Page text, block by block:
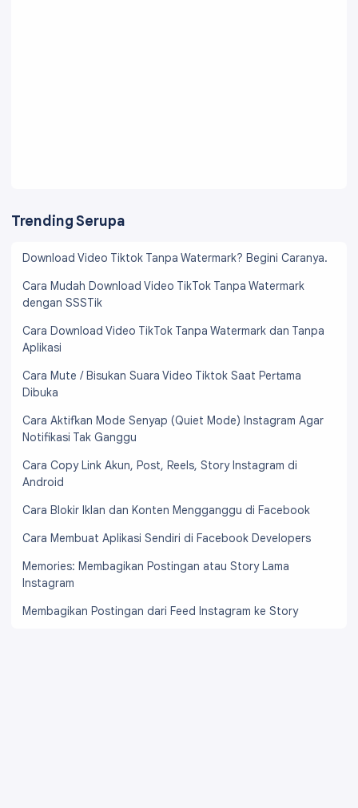
Trending Serupa
Download Video Tiktok Tanpa Watermark? Begini Caranya.
Cara Mudah Download Video TikTok Tanpa Watermark
dengan SSSTik
Cara Download Video TikTok Tanpa Watermark dan Tanpa
Aplikasi
Cara Mute / Bisukan Suara Video Tiktok Saat Pertama
Dibuka
Cara Aktifkan Mode Senyap (Quiet Mode) Instagram Agar
Notifikasi Tak Ganggu
Cara Copy Link Akun, Post, Reels, Story Instagram di
Android
Cara Blokir Iklan dan Konten Mengganggu di Facebook
Cara Membuat Aplikasi Sendiri di Facebook Developers
Memories: Membagikan Postingan atau Story Lama
Instagram
Membagikan Postingan dari Feed Instagram ke Story